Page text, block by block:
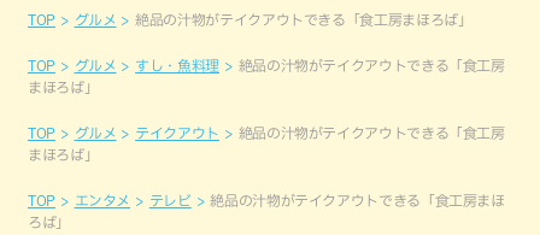
TOP グルメ 絶品の汁物がテイクアウトできる「食工房まほろば」
TOP グルメ すし・魚料理
絶品の汁物がテイクアウトできる「食工房
まほろば」
TOP グルメ テイクアウト
絶品の汁物がテイクアウトできる「食工房
まほろば」
TOP エンタメ テレビ
絶品の汁物がテイクアウトできる「食工房まほ
ろば」